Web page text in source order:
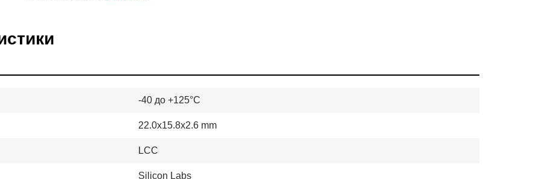
-40 до +125°C
22.0x15.8x2.6 mm
LCC
Silicon Labs